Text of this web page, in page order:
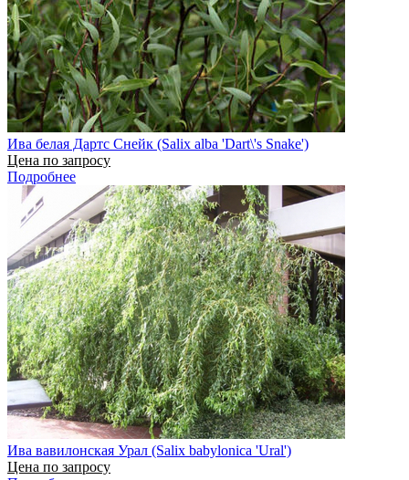
Ива белая Дартс Снейк (Salix alba 'Dart\'s Snake')
Цена по запросу
Подробнее
Ива вавилонская Урал (Salix babylonica 'Ural')
Цена по запросу